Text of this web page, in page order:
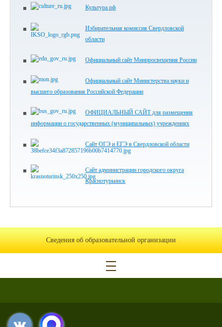
Культура.рф
Избирательная комиссия Свердловской
области
Официальный сайт Минпросвещения России
Официальный сайт Министерства науки и
высшего образования Российской Федерации
ОФИЦИАЛЬНЫЙ САЙТ для размещения
информации о государственных (муниципальных) учреждениях
Сайт ОГЭ и ЕГЭ в Свердловской области
Сайт администрации городского округа
Краснотурьинск
Сведения об образовательной организации